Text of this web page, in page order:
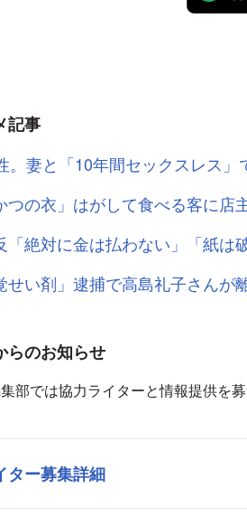
記事
。妻と「10年間セックスレス
つの衣」はがして食べる客に
「絶対に金は払わない」「紙
せい剤」逮捕で高島礼子さんが
らのお知らせ
部では協力ライターと情報提供を
ター募集詳細